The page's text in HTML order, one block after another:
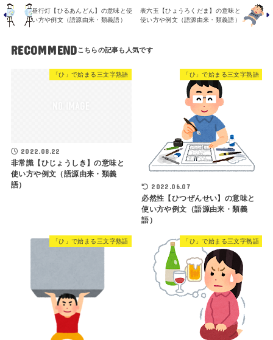
昼行灯【ひるあんどん】の意味と使
い方や例文（語源由来・類義語）
表六玉【ひょうろくだま】の意味と
使い方や例文（語源由来・類義語）
RECOMMEND
「ひ」で始まる三文字熟語
2022.08.22
非常識【ひじょうしき】の意味と
使い方や例文（語源由来・類義
語）
「ひ」で始まる三文字熟語
2022.06.07
必然性【ひつぜんせい】の意味と
使い方や例文（語源由来・類義
語）
「ひ」で始まる三文字熟語 「ひ」で始まる三文字熟語